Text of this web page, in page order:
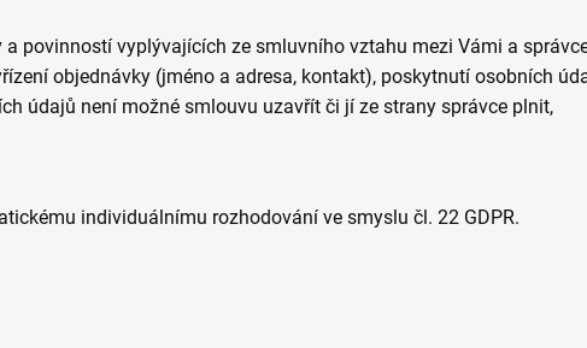
povinností vyplývajících ze smluvního vztahu mezi Vámi a
objednávky (jméno a adresa, kontakt), poskytnutí osobních
údajů není možné smlouvu uzavřít či jí ze strany správce plnit,
individuálnímu rozhodování ve smyslu čl. 22 GDPR.